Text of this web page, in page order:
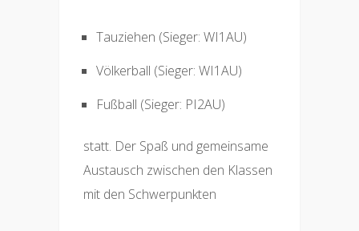
Tauziehen (Sieger: WI1AU)
Völkerball (Sieger: WI1AU)
Fußball (Sieger: PI2AU)
statt. Der Spaß und gemeinsame
Austausch zwischen den Klassen
mit den Schwerpunkten